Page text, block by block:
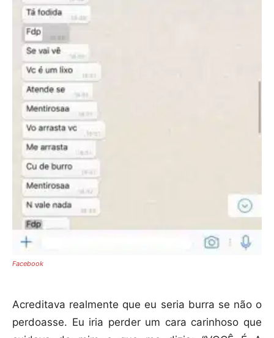
Facebook
Acreditava realmente que eu seria burra se não o
perdoasse. Eu iria perder um cara carinhoso que